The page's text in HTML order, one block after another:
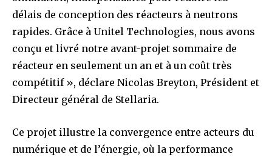
délais de conception des réacteurs à neutrons
rapides. Grâce à Unitel Technologies, nous avons
conçu et livré notre avant-projet sommaire de
réacteur en seulement un an et à un coût très
compétitif », déclare Nicolas Breyton, Président et
Directeur général de Stellaria.
Ce projet illustre la convergence entre acteurs du
numérique et de l’énergie, où la performance